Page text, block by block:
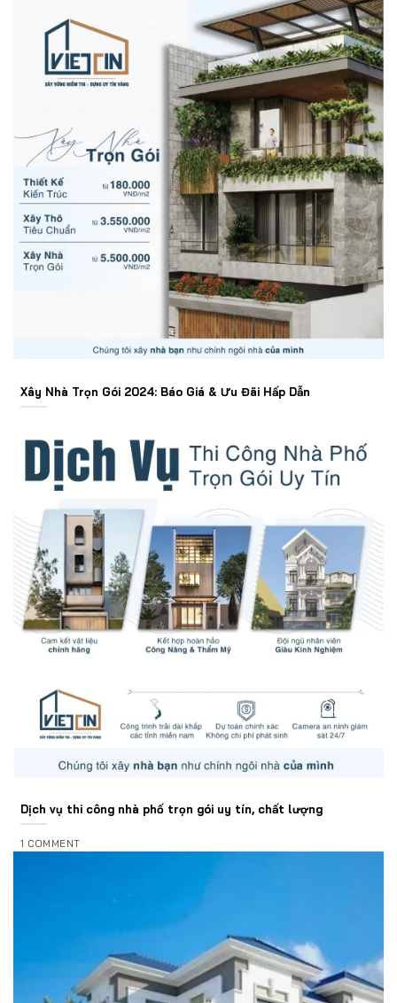
Xây Nhà Trọn Gói 2024: Báo Giá & Ưu Đãi Hấp Dẫn
Dịch vụ thi công nhà phố trọn gói uy tín, chất lượng
1 COMMENT